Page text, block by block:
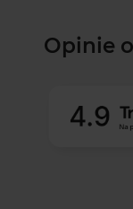
Opinie